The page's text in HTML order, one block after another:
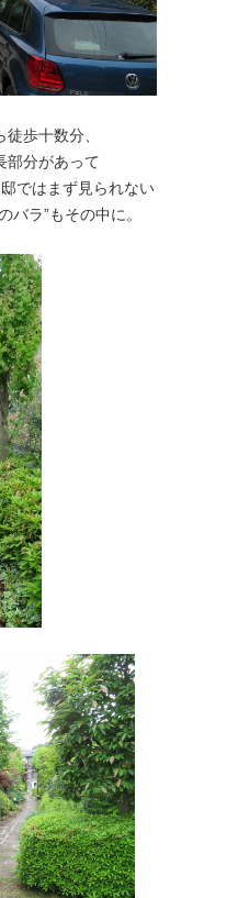
歩十数分、
部分があって
ではまず見られない
バラ”もその中に。